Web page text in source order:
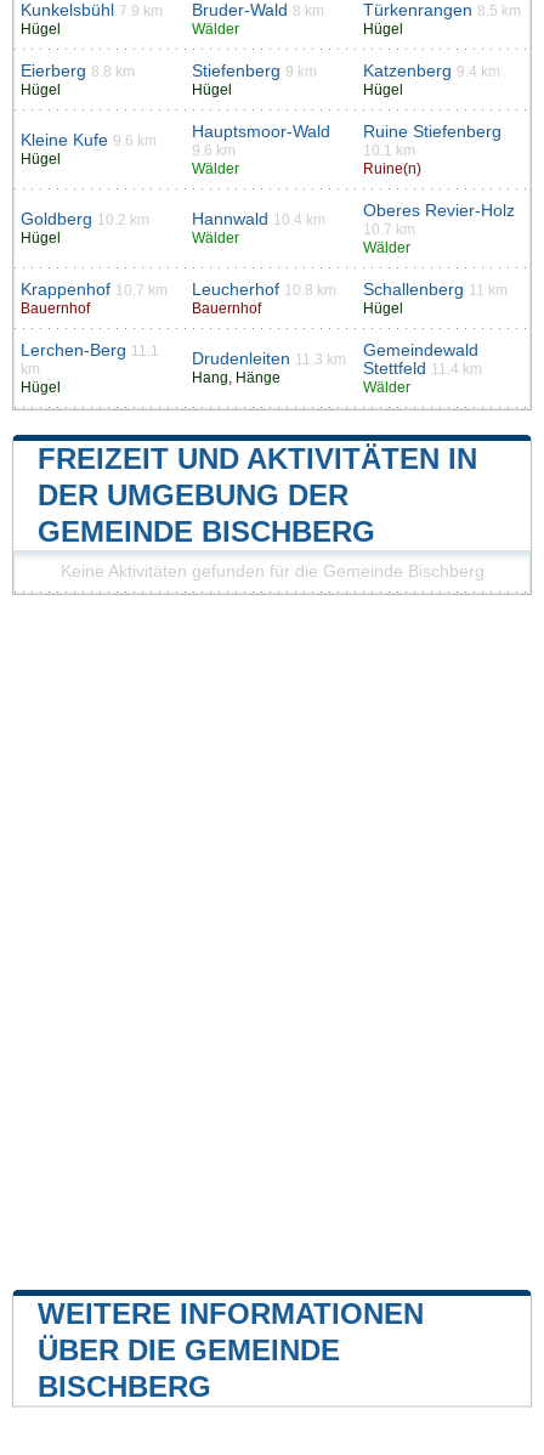
Kunkelsbühl
7.9 km
Hügel
Bruder-Wald 8 km
Wälder
Türkenrangen 8.5 km
Hügel
Eierberg 8.8 km
Hügel
Stiefenberg 9 km
Hügel
Katzenberg 9.4 km
Hügel
Kleine Kufe 9.6 km
Hügel
Hauptsmoor-Wald
9.6 km
Wälder
Ruine Stiefenberg
10.1 km
Ruine(n)
Goldberg 10.2 km
Hügel
Hannwald 10.4 km
Wälder
Oberes Revier-Holz
10.7 km
Wälder
Krappenhof 10.7 km
Bauernhof
Leucherhof 10.8 km
Bauernhof
Schallenberg 11 km
Hügel
Lerchen-Berg 11.1
km
Hügel
Drudenleiten 11.3 km
Hang, Hänge
Gemeindewald
Stettfeld 11.4 km
Wälder
FREIZEIT UND AKTIVITÄTEN IN
DER UMGEBUNG DER
GEMEINDE BISCHBERG
Keine Aktivitäten gefunden für die Gemeinde Bischberg
WEITERE INFORMATIONEN
ÜBER DIE GEMEINDE
BISCHBERG